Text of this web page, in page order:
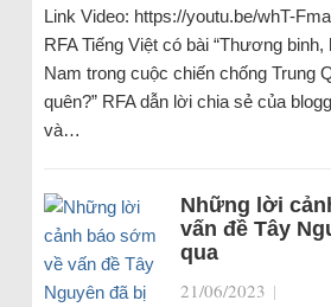
Link Video: https://youtu.be/whT-
RFA Tiếng Việt có bài “Thương
Nam trong cuộc chiến chống Trung
quên?” RFA dẫn lời chia sẻ của
và…
Những lời
vấn đề Tây
qua
21/06/2023 |